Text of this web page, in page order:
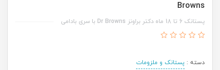
Browns
پستانک 6 تا 18 ماه دکتر براونز Dr Browns با سری بادامی
دسته : پستانک و ملزومات